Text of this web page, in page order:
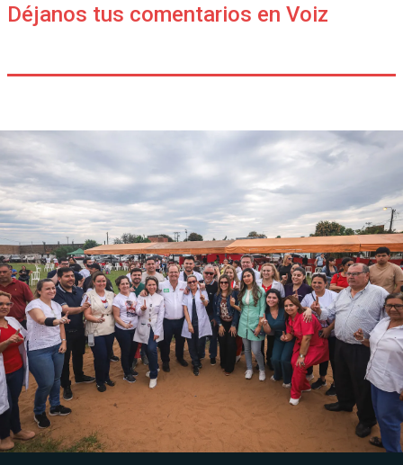
Déjanos tus comentarios en Voiz